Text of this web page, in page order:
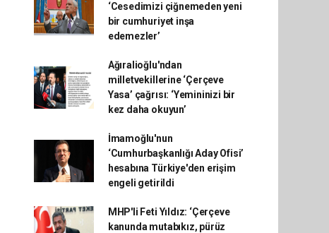
‘Cesedimizi çiğnemeden yeni
bir cumhuriyet inşa
edemezler’
Ağıralioğlu'ndan
milletvekillerine ‘Çerçeve
Yasa’ çağrısı: ‘Yemininizi bir
kez daha okuyun’
İmamoğlu'nun
‘Cumhurbaşkanlığı Aday Ofisi’
hesabına Türkiye'den erişim
engeli getirildi
MHP'li Feti Yıldız: ‘Çerçeve
kanunda mutabıkız, pürüz